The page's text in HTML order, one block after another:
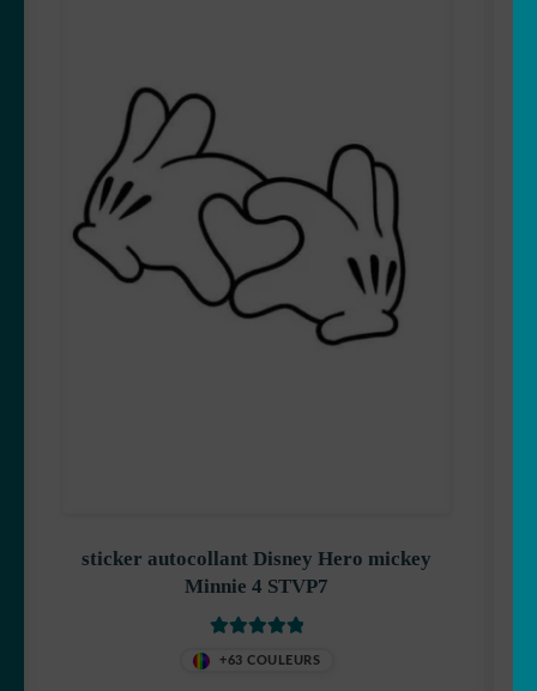
Shezow
Générateur de sticker
sticker autocollant Disney Hero mickey
Minnie 4 STVP7
+63 COULEURS